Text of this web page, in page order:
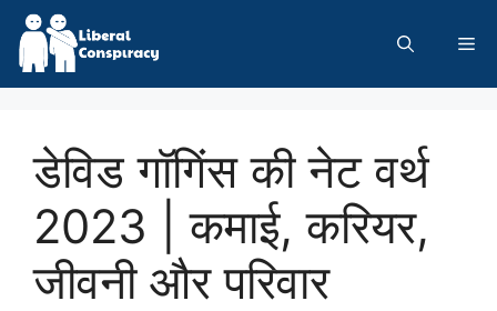
Skip
content
डेविड गॉगिंस की नेट वर्थ
2023 | कमाई, करियर,
जीवनी और परिवार